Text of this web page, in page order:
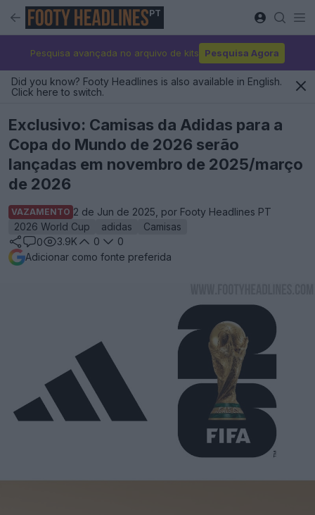
PT
Pesquisa avançada no arquivo de kits Pesquisa Agora
Did you know? Footy Headlines is also available in English.
Click here to switch.
Exclusivo: Camisas da Adidas para a
Copa do Mundo de 2026 serão
lançadas em novembro de 2025/março
de 2026
VAZAMENTO 2 de Jun de 2025, por Footy Headlines PT
2026 World Cup
adidas
Camisas
0
3.9K 0
0
Adicionar como fonte preferida